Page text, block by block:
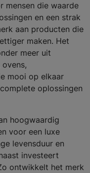
mensen die waarde
en een strak
aan producten die
maken. Het
meer uit
mooi op elkaar
oplossingen
hoogwaardig
voor een luxe
levensduur en
investeert
ontwikkelt het merk